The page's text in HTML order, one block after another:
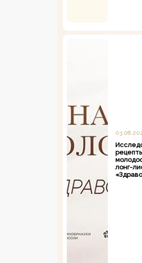
лонг-